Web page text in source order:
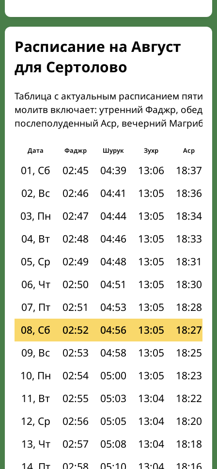
Расписание на Август
для Сертолово
Таблица с актуальным расписанием пяти
молитв включает: утренний Фаджр,
послеполуденный Аср, вечерний Магриб
Дата Фаджр Шурук Зухр Аср
01, Сб 02:45 04:39 13:06 18:37
02, Вс
02:46 04:41 13:05 18:36
03, Пн
02:47 04:44 13:05 18:34
04, Вт
02:48 04:46 13:05 18:33
05, Ср
02:49 04:48 13:05 18:31
06, Чт
02:50 04:51 13:05 18:30
07, Пт
02:51 04:53 13:05 18:28
08, Сб
02:52 04:56 13:05 18:27
09, Вс
02:53 04:58 13:05 18:25
10, Пн
02:54 05:00 13:05 18:23
11, Вт
02:55 05:03 13:04 18:22
12, Ср
02:56 05:05 13:04 18:20
13, Чт
02:57 05:08 13:04 18:18